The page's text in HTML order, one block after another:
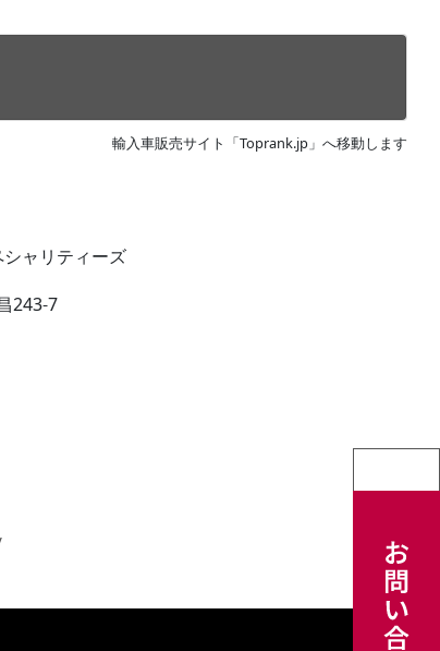
輸入車販売サイト「Toprank.jp」へ移動します
ャリティーズ
243-7